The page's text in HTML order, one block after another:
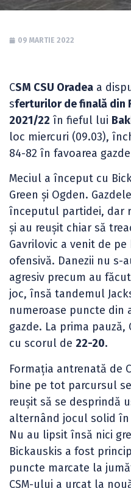
09 MARTIE 2022
CSM CSU Oradea a
sferturilor de finală din
2021/22 în fieful lui
loc miercuri (09.03),
84-82 în favoarea
Meciul a început cu
Green și Ogden.
începutul partidei, dar
și au reușit chiar să
Gavrilovic a venit de
ofensivă. Danezii nu s-
agresiv precum au
joc, însă tandemul
numeroase puncte din
gazde. La prima pauză,
cu scorul de 22-20.
Formația antrenată de
bine pe tot parcursul
reușit să se desprindă
alternând jocul solid
Nu au lipsit însă nici
Bickauskis a fost
puncte marcate la
CSM-ului a urcat la